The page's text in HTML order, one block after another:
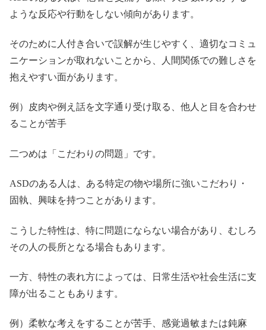
ような反応や行動をしない傾向があります。
そのために人付き合いで誤解が生じやすく、適切なコミュ
ニケーションが取れないことから、人間関係での難しさを
抱えやすい面があります。
例）皮肉や例え話を文字通り受け取る、他人と目を合わせ
ることが苦手
二つめは「こだわりの問題」です。
ASDのある人は、ある特定の物や場所に強いこだわり・
固執、興味を持つことがあります。
こうした特性は、特に問題にならない場合があり、むしろ
その人の長所となる場合もあります。
一方、特性の表れ方によっては、日常生活や社会生活に支
障が出ることもあります。
例）柔軟な考えをすることが苦手、感覚過敏または鈍麻